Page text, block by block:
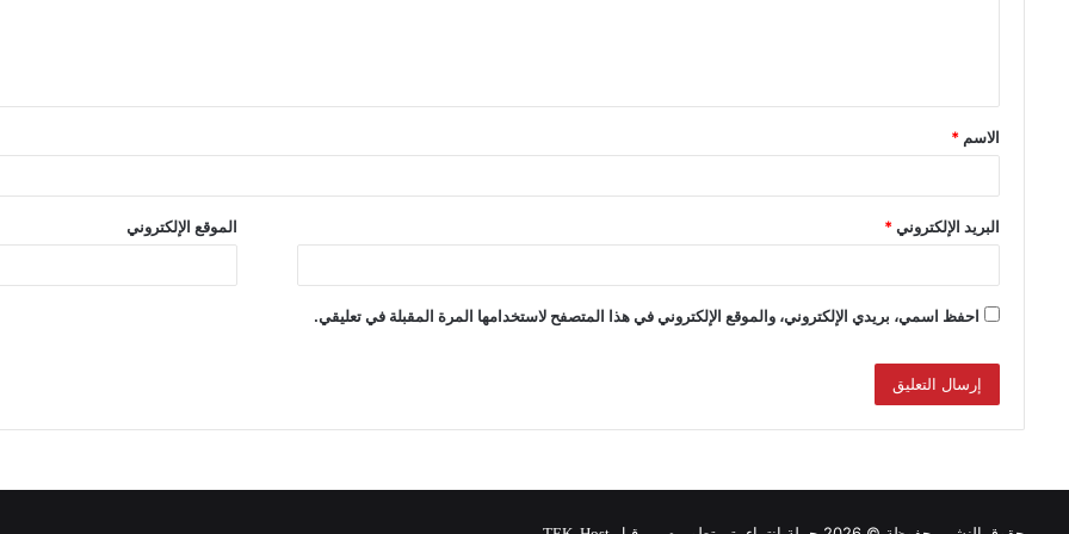
الاسم *
البريد الإلكتروني* الموقع الإلكتروني
احفظ اسمي، بريدي الإلكتروني، والموقع الإلكتروني في هذا المتصفح لاستخدامها المرة المقبلة في تعليقي.